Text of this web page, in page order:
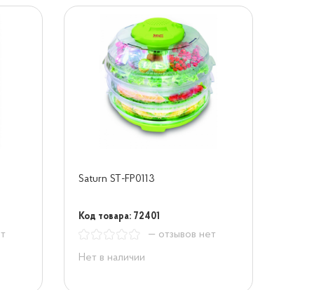
Saturn ST-FP0113
Код товара: 72401
— отзывов нет
Нет в наличии